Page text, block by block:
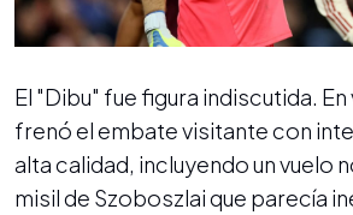
El "Dibu" fue figura indiscutida.
frenó el embate visitante con
alta calidad, incluyendo un vuelo
misil de Szoboszlai que parecía